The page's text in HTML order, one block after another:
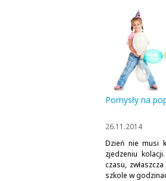
Pomysły na
26.11.2014
Dzień nie musi
zjedzeniu
czasu,
szkole w